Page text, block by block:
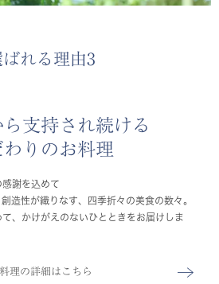
ばれる理由3
支持され続ける
わりのお料理
謝を込めて
造性が織りなす、四季折々の美食の数々。
、かけがえのないひとときをお届けしま
理の詳細はこちら